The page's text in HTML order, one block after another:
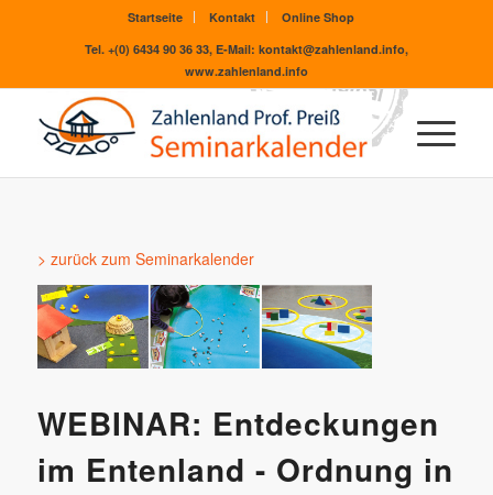
Startseite Kontakt
Online Shop
Tel. +(0) 6434 90 36 33, E-Mail: kontakt@zahlenland.info,
www.zahlenland.info
> zurück zum Seminarkalender
WEBINAR: Entdeckungen
im Entenland - Ordnung in